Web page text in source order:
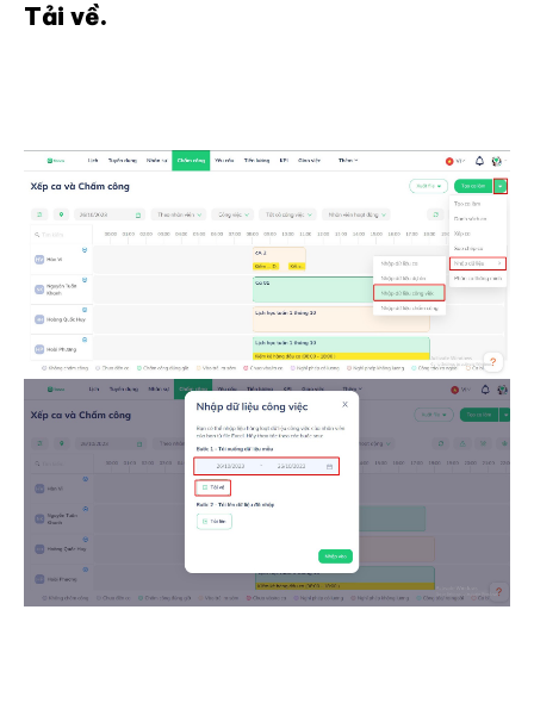
Tải về.